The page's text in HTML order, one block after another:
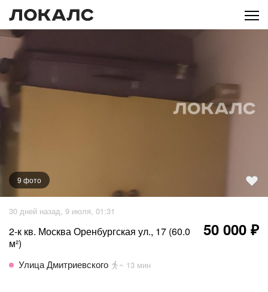
9 фото
30 дней назад, 9 июля, 01:31
2-к кв. Москва Оренбургская ул., 17 (60.0
м²)
50 000 ₽
Улица Дмитриевского ~ 13 мин